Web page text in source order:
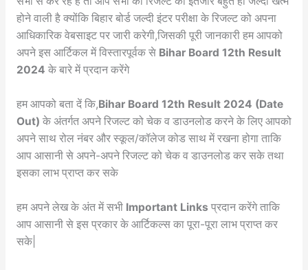
होने वाली है क्योंकि बिहार बोर्ड जल्दी इंटर परीक्षा के रिजल्ट को अपना
आधिकारिक वेबसाइट पर जारी करेगी,जिसकी पूरी जानकारी हम आपको
अपने इस आर्टिकल में विस्तारपूर्वक से Bihar Board 12th Result
2024 के बारे में प्रदान करेंगे
हम आपको बता दें कि,Bihar Board 12th Result 2024 (Date
Out) के अंतर्गत अपने रिजल्ट को चेक व डाउनलोड करने के लिए आपको
अपने साथ रोल नंबर और स्कूल/कॉलेज कोड साथ में रखना होगा ताकि
आप आसानी से अपने-अपने रिजल्ट को चेक व डाउनलोड कर सके तथा
इसका लाभ प्राप्त कर सके
हम अपने लेख के अंत में सभी Important Links प्रदान करेंगे ताकि
आप आसानी से इस प्रकार के आर्टिकल्स का पूरा-पूरा लाभ प्राप्त कर
सके|